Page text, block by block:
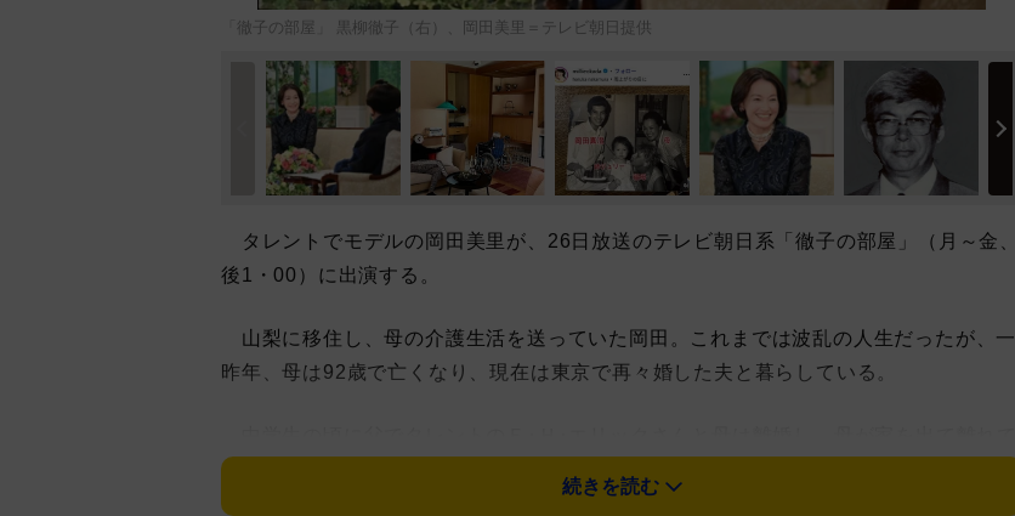
「徹子の部屋」 黒柳徹子（右）、岡田美里＝テレビ朝日提供
タレントでモデルの岡田美里が、26日放送のテレビ朝日系「徹子の部屋」（月～金、
後1・00）に出演する。
山梨に移住し、母の介護生活を送っていた岡田。これまでは波乱の人生だったが、一
昨年、母は92歳で亡くなり、現在は東京で再々婚した夫と暮らしている。
暮らしていたこともあり、約40年ぶりに同居し、介護を始めた当初は葛藤の日々を送っ
ていた。最期は母娘で互いに折り合いをつけ、看取ることができたと話した。介護を終
続きを読む